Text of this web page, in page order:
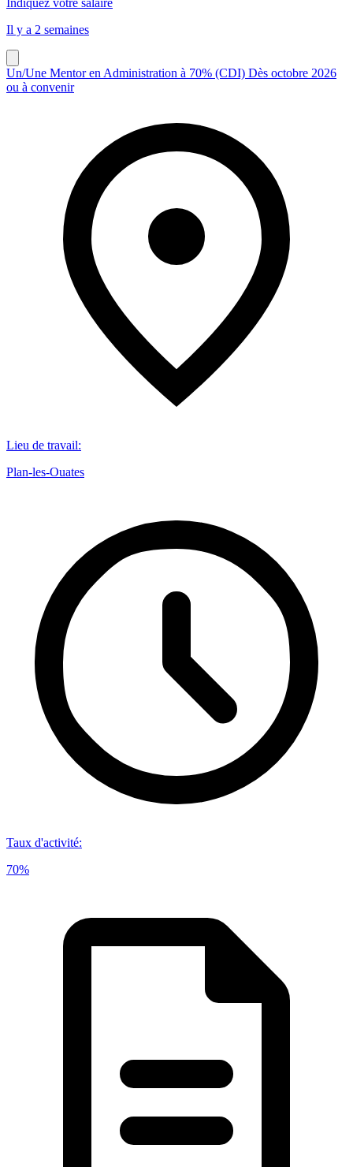
Il y a 2 semaines
Un/Une Mentor en Administration à 70% (CDI) Dès octobre 2026
ou à convenir
Lieu de travail:
Plan-les-Ouates
Taux d'activité:
70%